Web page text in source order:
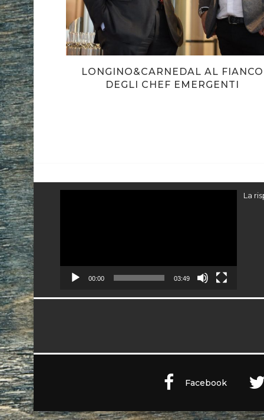
LONGINO&CARNEDAL AL FIANCO
DEGLI CHEF EMERGENTI
00:00 03:49
La
Facebook